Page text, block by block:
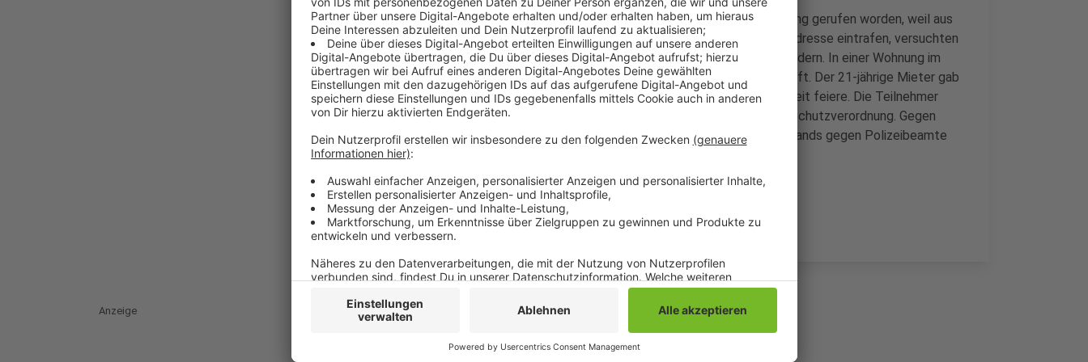
Die Beamten waren am Donnerstagabend wegen einer Ruhestörung gerufen worden, weil aus
einer Wohnung Partylärm zu hören sei. Als die Polizisten bei der Adresse eintrafen, versuchten
mehrere Menschen, die Polizisten am Betreten des Hauses zu hindern. In einer Wohnung im
zweiten Stock trafen die Beamten dann auf die Party-Gesellschaft. Der 21-jährige Mieter gab
daraufhin an, dass er mit Verwandten und Bekannten seine Hochzeit feiere. Die Teilnehmer
erhielten deshalb Anzeigen wegen Verstoßes gegen die Corona-Schutzverordnung. Gegen
zwei Männer wird jetzt außerdem wegen Beleidigung und Widerstands gegen Polizeibeamte
Anzeige
Anzeige